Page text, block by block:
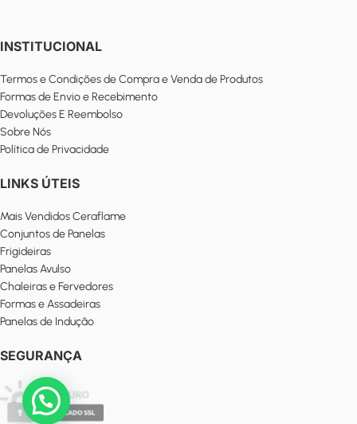
INSTITUCIONAL
Termos e Condições de Compra e Venda de Produtos
Formas de Envio e Recebimento
Devoluções E Reembolso
Sobre Nós
Política de Privacidade
LINKS ÚTEIS
Mais Vendidos Ceraflame
Conjuntos de Panelas
Frigideiras
Panelas Avulso
Chaleiras e Fervedores
Formas e Assadeiras
Panelas de Indução
SEGURANÇA